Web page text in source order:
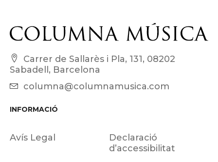
Carrer de Sallarès i Pla, 131, 08202
Sabadell, Barcelona
columna@columnamusica.com
INFORMACIÓ
Avís Legal
Declaració
d’accessibilitat